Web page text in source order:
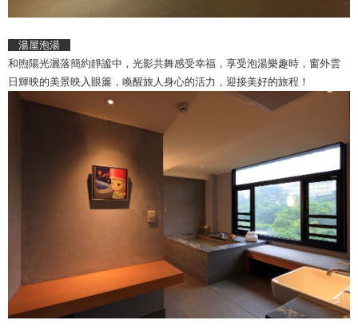
湯屋泡湯
和煦陽光灑落簡約靜謐中，光影共舞感受幸福，享受泡湯樂趣時，窗外雲
日輝映的美景映入眼簾，喚醒旅人身心的活力，迎接美好的旅程！